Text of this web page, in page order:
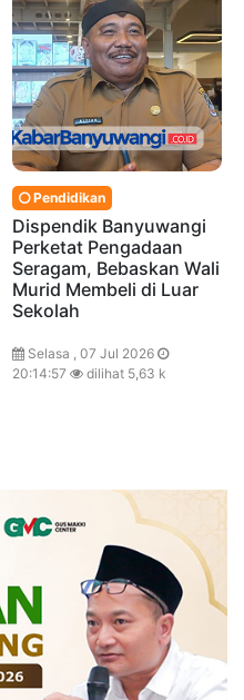
Pendidikan
Dispendik Banyuwangi
Perketat Pengadaan
Seragam, Bebaskan Wali
Murid Membeli di Luar
Sekolah
Selasa , 07 Jul 2026
20:14:57
dilihat 5,63 k